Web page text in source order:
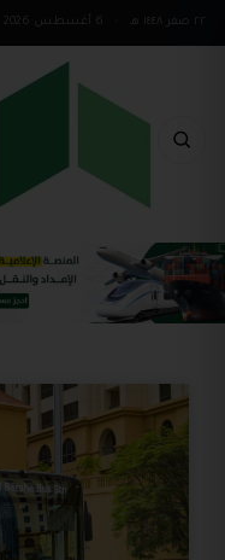
6 أغسطس 2026